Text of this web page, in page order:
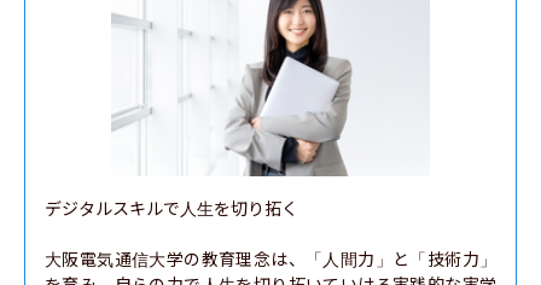
デジタルスキルで人生を切り拓く
大阪電気通信大学の教育理念は、「人間力」と「技術力」